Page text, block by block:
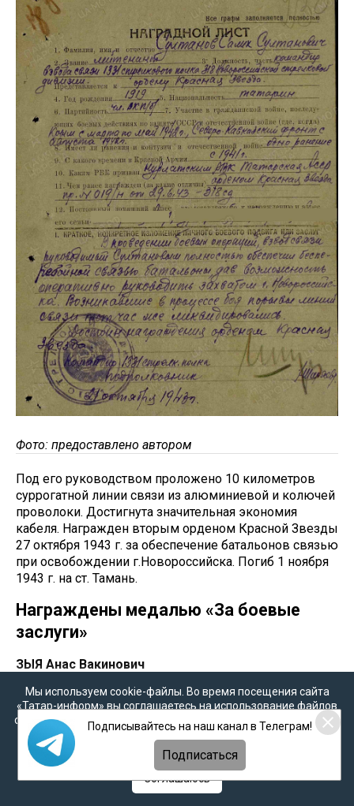
Фото: предоставлено автором
Под его руководством проложено 10 километров
суррогатной линии связи из алюминиевой и колючей
проволоки. Достигнута значительная экономия
кабеля. Награжден вторым орденом Красной Звезды
27 октября 1943 г. за обеспечение батальонов связью
при освобождении г.Новороссийска. Погиб 1 ноября
1943 г. на ст. Тамань.
Награждены медалью «За боевые
заслуги»
ЗЫЯ Анас Вакинович
Служил с 1941 г. в г. Севастополе и с.Ардон.
Лейтенант, командир роты штрафного батальона 275
стрелковой дивизии (62 отдельной морской
стрелковой бригады).
Мы используем cookie-файлы. Во время посещения сайта
«Татар-информ» вы соглашаетесь на использование файлов
cookie в соответствии с настоящим уведомлением, согласием
наобработку персональных данных,Политикой о
персональных данных
Политикой конфиденциальности
Соглашаюсь
Подписывайтесь на наш канал в Телеграм!
Подписаться